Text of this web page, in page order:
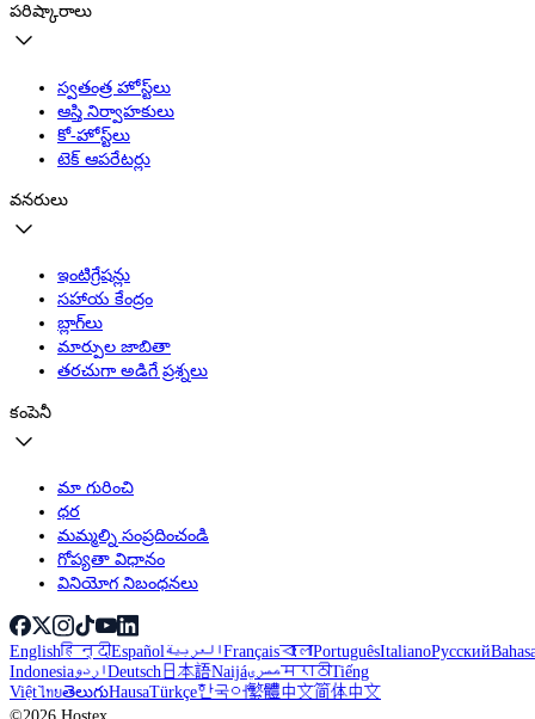
పరిష్కారాలు
స్వతంత్ర హోస్ట్‌లు
ఆస్తి నిర్వాహకులు
కో-హోస్ట్‌లు
టెక్ ఆపరేటర్లు
వనరులు
ఇంటిగ్రేషన్లు
సహాయ కేంద్రం
బ్లాగ్‌లు
మార్పుల జాబితా
తరచుగా అడిగే ప్రశ్నలు
కంపెనీ
మా గురించి
ధర
మమ్మల్ని సంప్రదించండి
గోప్యతా విధానం
వినియోగ నిబంధనలు
Englishहिन्दीEspañolالعربيةFrançaisবাংলাPortuguêsItalianoРусский
IndonesiaاردوDeutsch日本語NaijáمصريमराठीTiếng
ViệtไทยతెలుగుHausaTürkçe한국어繁體中文简体中文